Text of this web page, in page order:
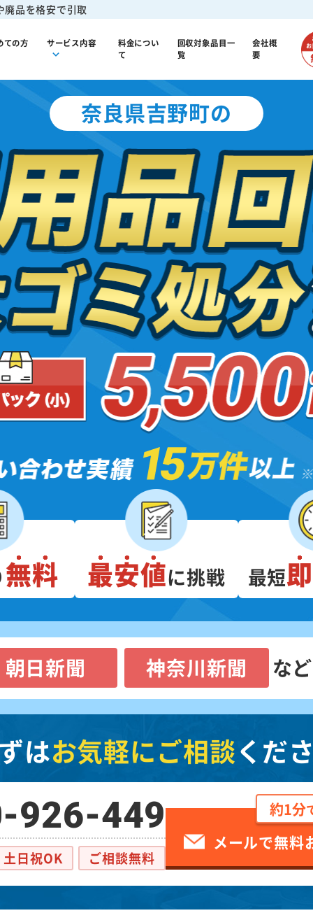
廃品を格安で引取
ての方 サービス内容
料金につい
て
回収対象品目一
覧
会社概
要
奈良県吉野町の
無料 最安値に挑戦 最短
朝日新聞 神奈川新聞 な
はお気軽にご相談くだ
926-449
土日祝OK ご相談無料
約1分
メールで無料